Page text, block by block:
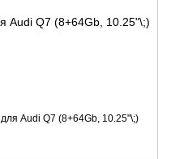
Audi Q7 (8+64Gb, 10.25"\;)
Audi Q7 (8+64Gb, 10.25"\;)